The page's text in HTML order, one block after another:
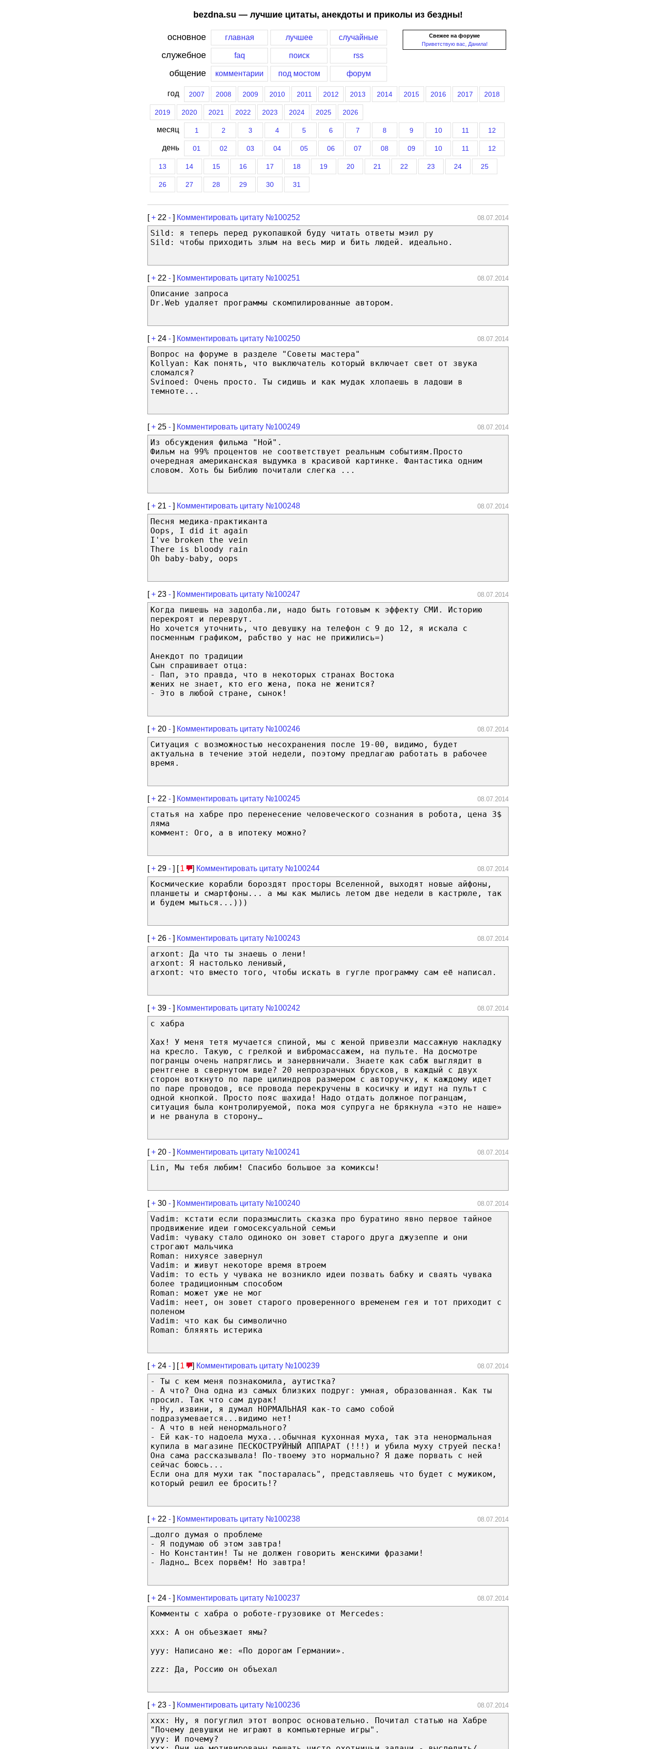
bezdna.su — лучшие цитаты, анекдоты и приколы из бездны!
Свежее на форуме
Приветствую вас, Данила!
основное главная лучшее случайные
служебное faq поиск rss
общение комментарии под мостом форум
год 2007 2008 2009 2010 2011 2012 2013 2014 2015 2016 2017 2018
2019 2020 2021 2022 2023 2024 2025 2026
месяц 1 2 3 4 5 6 7 8 9 10 11 12
день 01 02 03 04 05 06 07 08 09 10 11 12
13 14 15 16 17 18 19 20 21 22 23 24 25
26 27 28 29 30 31
[+ 22 - ] Комментировать цитату №100252 08.07.2014
Sild: я теперь перед рукопашкой буду читать ответы мэил ру
Sild: чтобы приходить злым на весь мир и бить людей. идеально.
[+ 22 - ] Комментировать цитату №100251 08.07.2014
Описание запроса
Dr.Web удаляет программы скомпилированные автором.
[+ 24 - ] Комментировать цитату №100250 08.07.2014
Вопрос на форуме в разделе "Советы мастера"
Kollyan: Как понять, что выключатель который включает свет от звука
сломался?
Svinoed: Очень просто. Ты сидишь и как мудак хлопаешь в ладоши в
темноте...
[+ 25 - ] Комментировать цитату №100249 08.07.2014
Из обсуждения фильма "Ной".
Фильм на 99% процентов не соответствует реальным событиям.Просто
очередная американская выдумка в красивой картинке. Фантастика одним
словом. Хоть бы Библию почитали слегка ...
[+ 21 - ] Комментировать цитату №100248 08.07.2014
Песня медика-практиканта
Oops, I did it again
I've broken the vein
There is bloody rain
Oh baby-baby, oops
[+ 23 - ] Комментировать цитату №100247 08.07.2014
Когда пишешь на задолба.ли, надо быть готовым к эффекту СМИ. Историю
перекроят и переврут.
Но хочется уточнить, что девушку на телефон с 9 до 12, я искала с
посменным графиком, рабство у нас не прижились=)
Анекдот по традиции
Сын спрашивает отца:
- Пап, это правда, что в некоторых странах Востока
жених не знает, кто его жена, пока не женится?
- Это в любой стране, сынок!
[+ 20 - ] Комментировать цитату №100246 08.07.2014
Ситуация с возможностью несохранения после 19-00, видимо, будет
актуальна в течение этой недели, поэтому предлагаю работать в рабочее
время.
[+ 22 - ] Комментировать цитату №100245 08.07.2014
статья на хабре про перенесение человеческого сознания в робота, цена 3$
ляма
коммент: Ого, а в ипотеку можно?
[+ 29 - ] [ 1 ] Комментировать цитату №100244 08.07.2014
Космические корабли бороздят просторы Вселенной, выходят новые айфоны,
планшеты и смартфоны... а мы как мылись летом две недели в кастрюле, так
и будем мыться...)))
[+ 26 - ] Комментировать цитату №100243 08.07.2014
arxont: Да что ты знаешь о лени!
arxont: Я настолько ленивый,
arxont: что вместо того, чтобы искать в гугле программу сам её написал.
[+ 39 - ] Комментировать цитату №100242 08.07.2014
с хабра
Хах! У меня тетя мучается спиной, мы с женой привезли массажную накладку
на кресло. Такую, с грелкой и вибромассажем, на пульте. На досмотре
погранцы очень напряглись и занервничали. Знаете как сабж выглядит в
рентгене в свернутом виде? 20 непрозрачных брусков, в каждый с двух
сторон воткнуто по паре цилиндров размером с авторучку, к каждому идет
по паре проводов, все провода перекручены в косичку и идут на пульт с
одной кнопкой. Просто пояс шахида! Надо отдать должное погранцам,
ситуация была контролируемой, пока моя супруга не брякнула «это не наше»
и не рванула в сторону…
[+ 20 - ] Комментировать цитату №100241 08.07.2014
Lin, Мы тебя любим! Спасибо большое за комиксы!
[+ 30 - ] Комментировать цитату №100240 08.07.2014
Vadim: кстати если поразмыслить сказка про буратино явно первое тайное
продвижение идеи гомосексуальной семьи
Vadim: чуваку стало одиноко он зовет старого друга джузеппе и они
строгают мальчика
Roman: нихуясе завернул
Vadim: и живут некоторе время втроем
Vadim: то есть у чувака не возникло идеи позвать бабку и сваять чувака
более традиционным способом
Roman: может уже не мог
Vadim: неет, он зовет старого проверенного временем гея и тот приходит с
поленом
Vadim: что как бы символично
Roman: бляяять истерика
[+ 24 - ] [ 1 ] Комментировать цитату №100239 08.07.2014
- Ты с кем меня познакомила, аутистка?
- А что? Она одна из самых близких подруг: умная, образованная. Как ты
просил. Так что сам дурак!
- Ну, извини, я думал НОРМАЛЬНАЯ как-то само собой
подразумевается...видимо нет!
- А что в ней ненормального?
- Ей как-то надоела муха...обычная кухонная муха, так эта ненормальная
купила в магазине ПЕСКОСТРУЙНЫЙ АППАРАТ (!!!) и убила муху струей песка!
Она сама рассказывала! По-твоему это нормально? Я даже порвать с ней
сейчас боюсь...
Если она для мухи так "постаралась", представляешь что будет с мужиком,
который решил ее бросить!?
[+ 22 - ] Комментировать цитату №100238 08.07.2014
…долго думая о проблеме
- Я подумаю об этом завтра!
- Но Константин! Ты не должен говорить женскими фразами!
- Ладно… Всех порвём! Но завтра!
[+ 24 - ] Комментировать цитату №100237 08.07.2014
Комменты с хабра о роботе-грузовике от Mercedes:
xxx: А он объезжает ямы?
yyy: Написано же: «По дорогам Германии».
zzz: Да, Россию он объехал
[+ 23 - ] Комментировать цитату №100236 08.07.2014
xxx: Ну, я погуглил этот вопрос основательно. Почитал статью на Хабре
"Почему девушки не играют в компьютерные игры".
yyy: И почему?